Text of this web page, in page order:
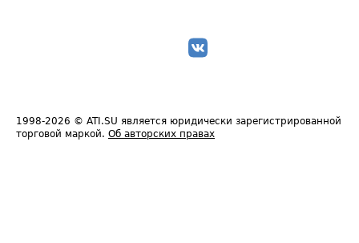
1998-2026 © ATI.SU является юридически зарегистрированной
торговой маркой. Об авторских правах